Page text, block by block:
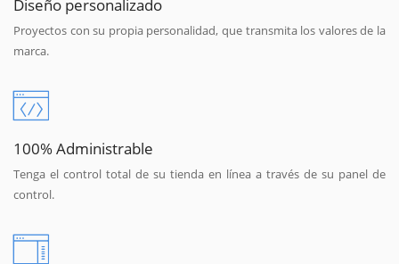
Diseño personalizado
Proyectos con su propia personalidad, que transmita los valores de la
marca.
100% Administrable
Tenga el control total de su tienda en línea a través de su panel de
control.